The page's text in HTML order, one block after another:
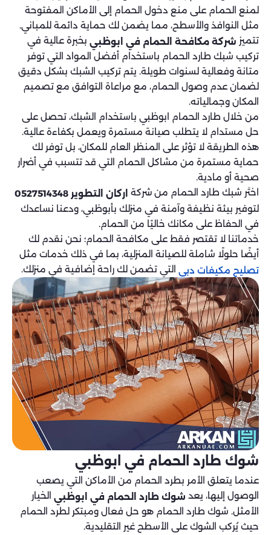
لمنع الحمام على منع دخول الحمام إلى الأماكن المفتوحة
مثل النوافذ والأسطح، مما يضمن لك حماية دائمة للمباني.
تتميز شركة مكافحة الحمام في ابوظبي بخبرة عالية في
تركيب شبك طارد الحمام باستخدام أفضل المواد التي توفر
متانة وفعالية لسنوات طويلة. يتم تركيب الشبك بشكل دقيق
لضمان عدم وصول الحمام، مع مراعاة التوافق مع تصميم
المكان وجمالياته.
من خلال طارد الحمام ابوظبي باستخدام الشبك، تحصل على
حل مستدام لا يتطلب صيانة مستمرة ويعمل بكفاءة عالية.
هذه الطريقة لا تؤثر على المنظر العام للمكان، بل توفر لك
حماية مستمرة من مشاكل الحمام التي قد تتسبب في أضرار
صحية أو مادية.
اختَر شبك طارد الحمام من شركة اركان التطوير 0527514348
لتوفير بيئة نظيفة وآمنة في منزلك بأبوظبي، ودعنا نساعدك
في الحفاظ على مكانك خاليًا من الحمام.
خدماتنا لا تقتصر فقط على مكافحة الحمام؛ نحن نقدم لك
أيضًا حلولًا شاملة للصيانة المنزلية، بما في ذلك خدمات مثل
تصليح مكيفات دبي التي تضمن لك راحة إضافية في منزلك.
شوك طارد الحمام في ابوظبي
عندما يتعلق الأمر بطرد الحمام من الأماكن التي يصعب
الوصول إليها، يعد شوك طارد الحمام في ابوظبي الخيار
الأمثل. شوك طارد الحمام هو حل فعال ومبتكر لطرد الحمام
حيث يُركب الشوك على الأسطح غير التقليدية.